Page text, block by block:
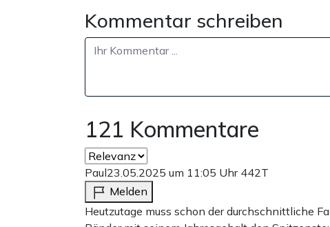
Kommentar schreiben
121 Kommentare
Paul23.05.2025 um 11:05 Uhr 442T
Melden
Heutzutage muss schon der durchschnittliche